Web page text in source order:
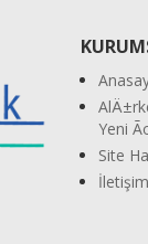
Yeni
Site
İletişim